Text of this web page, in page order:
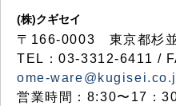
(株)クギセイ
〒166-0003 東京都杉
TEL：03-3312-6411 /
ome-
営業時間：8:30〜17：